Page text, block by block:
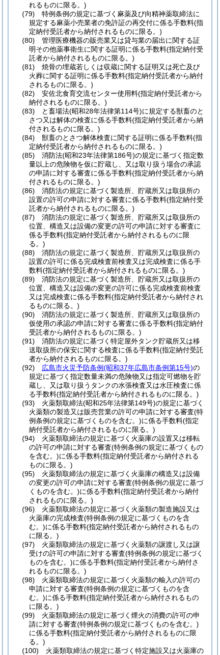
れるものに限る。)
(79)
特例条例の規定に基づく麻薬及び向精神薬取締法に
規定する麻薬小売業者の免許証の再交付に係る手数料(指
定納付受託者から納付されるものに限る。)
(80)
管理医療機器の販売業又は貸与業の届出に関する証
明その他薬事衛生に関する証明に係る手数料(指定納付受
託者から納付されるものに限る。)
(81)
焼骨の埋蔵若しくは収蔵に関する証明又は死亡及び
火葬に関する証明に係る手数料(指定納付受託者から納付
されるものに限る。)
(82)
安佐北食育交流センター使用料(指定納付受託者から
納付されるものに限る。)
(83)
と畜場法(昭和28年法律第114号)に規定する獣畜のと
さつ又は解体の検査に係る手数料(指定納付受託者から納
付されるものに限る。)
(84)
獣畜のとさつ解体検査に関する証明に係る手数料(指
定納付受託者から納付されるものに限る。)
(85)
消防法(昭和23年法律第186号)の規定に基づく指定数
量以上の危険物を仮に貯蔵し、又は取り扱う場合の承認
の申請に対する審査に係る手数料(指定納付受託者から納
付されるものに限る。)
(86)
消防法の規定に基づく製造所、貯蔵所又は取扱所の
設置の許可の申請に対する審査に係る手数料(指定納付受
託者から納付されるものに限る。)
(87)
消防法の規定に基づく製造所、貯蔵所又は取扱所の
位置、構造又は設備の変更の許可の申請に対する審査に
係る手数料(指定納付受託者から納付されるものに限
る。)
(88)
消防法の規定に基づく製造所、貯蔵所又は取扱所の
設置の許可に係る完成検査前検査又は完成検査に係る手
数料(指定納付受託者から納付されるものに限る。)
(89)
消防法の規定に基づく製造所、貯蔵所又は取扱所の
位置、構造又は設備の変更の許可に係る完成検査前検査
又は完成検査に係る手数料(指定納付受託者から納付され
るものに限る。)
(90)
消防法の規定に基づく製造所、貯蔵所又は取扱所の
仮使用の承認の申請に対する審査に係る手数料(指定納付
受託者から納付されるものに限る。)
(91)
消防法の規定に基づく特定屋外タンク貯蔵所又は移
送取扱所の保安に関する検査に係る手数料(指定納付受託
者から納付されるものに限る。)
(92)
広島市火災予防条例(昭和37年広島市条例第15号)の
規定に基づく指定数量未満の危険物又は指定可燃物を貯
蔵し、又は取り扱うタンクの水張検査又は水圧検査に係
る手数料(指定納付受託者から納付されるものに限る。)
(93)
火薬類取締法(昭和25年法律第149号)の規定に基づく
火薬類の製造又は販売営業の許可の申請に対する審査(特
例条例の規定に基づくものを含む。)に係る手数料(指定
納付受託者から納付されるものに限る。)
(94)
火薬類取締法の規定に基づく火薬庫の設置又は移転
の許可の申請に対する審査(特例条例の規定に基づくもの
を含む。)に係る手数料(指定納付受託者から納付される
ものに限る。)
(95)
火薬類取締法の規定に基づく火薬庫の構造又は設備
の変更の許可の申請に対する審査(特例条例の規定に基づ
くものを含む。)に係る手数料(指定納付受託者から納付
されるものに限る。)
(96)
火薬類取締法の規定に基づく火薬類の製造施設又は
火薬庫の完成検査(特例条例の規定に基づくものを含
む。)に係る手数料(指定納付受託者から納付されるもの
に限る。)
(97)
火薬類取締法の規定に基づく火薬類の譲渡し又は譲
受けの許可の申請に対する審査(特例条例の規定に基づく
ものを含む。)に係る手数料(指定納付受託者から納付さ
れるものに限る。)
(98)
火薬類取締法の規定に基づく火薬類の輸入の許可の
申請に対する審査(特例条例の規定に基づくものを含
む。)に係る手数料(指定納付受託者から納付されるもの
に限る。)
(99)
火薬類取締法の規定に基づく煙火の消費の許可の申
請に対する審査(特例条例の規定に基づくものを含む。)
に係る手数料(指定納付受託者から納付されるものに限
る。)
(100)
火薬類取締法の規定に基づく特定施設又は火薬庫の